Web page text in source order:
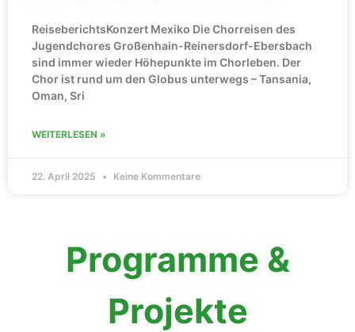
ReiseberichtsKonzert Mexiko Die Chorreisen des
Jugendchores Großenhain-Reinersdorf-Ebersbach
sind immer wieder Höhepunkte im Chorleben. Der
Chor ist rund um den Globus unterwegs – Tansania,
Oman, Sri
WEITERLESEN »
22. April 2025 Keine Kommentare
Programme &
Projekte